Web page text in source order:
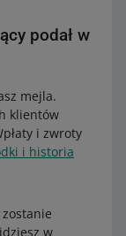
podał w
mejla.
klientów
i zwroty
i historia
w